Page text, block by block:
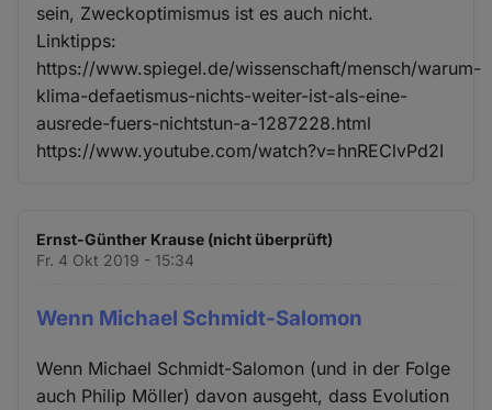
sein, Zweckoptimismus ist es auch nicht.
Linktipps:
https://www.spiegel.de/wissenschaft/mensch/warum-
klima-defaetismus-nichts-weiter-ist-als-eine-
ausrede-fuers-nichtstun-a-1287228.html
https://www.youtube.com/watch?v=hnREClvPd2I
Ernst-Günther Krause (nicht überprüft)
Fr. 4 Okt 2019 - 15:34
Wenn Michael Schmidt-Salomon
Wenn Michael Schmidt-Salomon (und in der Folge
auch Philip Möller) davon ausgeht, dass Evolution